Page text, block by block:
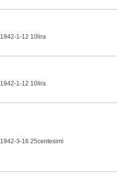
1942-1-12 10lira
1942-1-12 10lira
1942-3-16 25centesimi